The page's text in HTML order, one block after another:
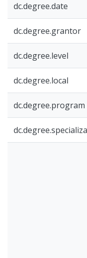
dc.degree.date
dc.degree.grantor
dc.degree.level
dc.degree.local
dc.degree.program